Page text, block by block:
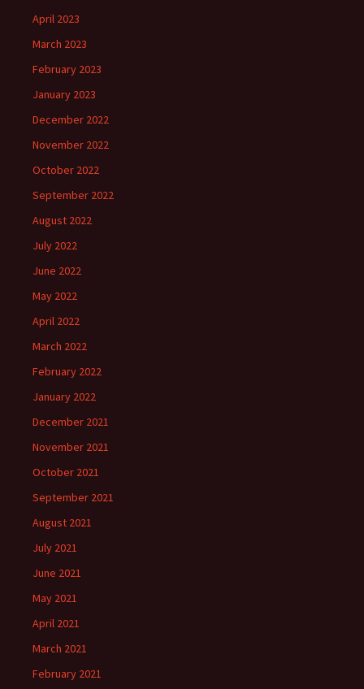
April 2023
March 2023
February 2023
January 2023
December 2022
November 2022
October 2022
September 2022
August 2022
July 2022
June 2022
May 2022
April 2022
March 2022
February 2022
January 2022
December 2021
November 2021
October 2021
September 2021
August 2021
July 2021
June 2021
May 2021
April 2021
March 2021
February 2021